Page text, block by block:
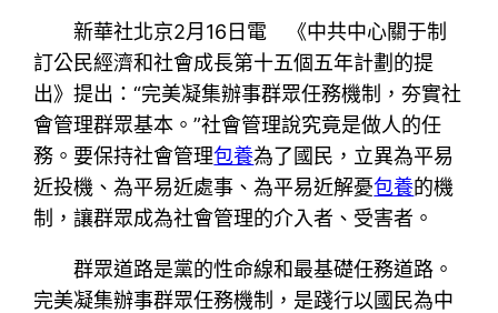
新華社北京2月16日電 《中共中心關于制
訂公民經濟和社會成長第十五個五年計劃的提
出》提出：“完美凝集辦事群眾任務機制，夯實社
會管理群眾基本。”社會管理說究竟是做人的任
務。要保持社會管理包養為了國民，立異為平易
近投機、為平易近處事、為平易近解憂包養的機
制，讓群眾成為社會管理的介入者、受害者。
群眾道路是黨的性命線和最基礎任務道路。
完美凝集辦事群眾任務機制，是踐行以國民為中